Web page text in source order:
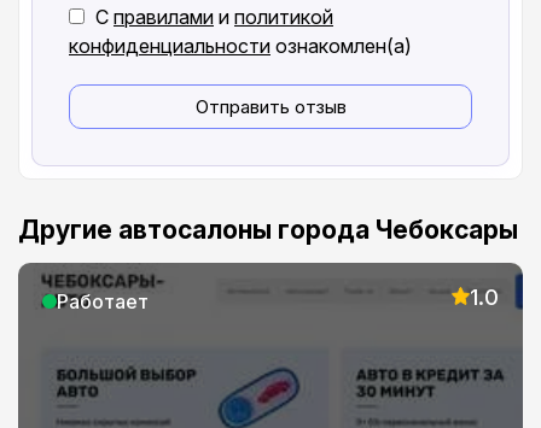
С правилами и политикой
конфиденциальности ознакомлен(а)
Отправить отзыв
Другие автосалоны города Чебоксары
Работает 1.0